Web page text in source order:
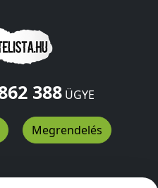
388ÜGYE
Megrendelés